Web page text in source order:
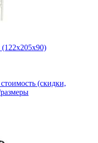
(122x205x90)
(скидки,